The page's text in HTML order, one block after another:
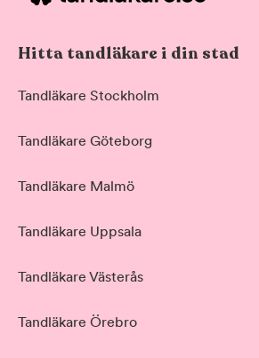
Hitta tandläkare i din stad
Tandläkare Stockholm
Tandläkare Göteborg
Tandläkare Malmö
Tandläkare Uppsala
Tandläkare Västerås
Tandläkare Örebro